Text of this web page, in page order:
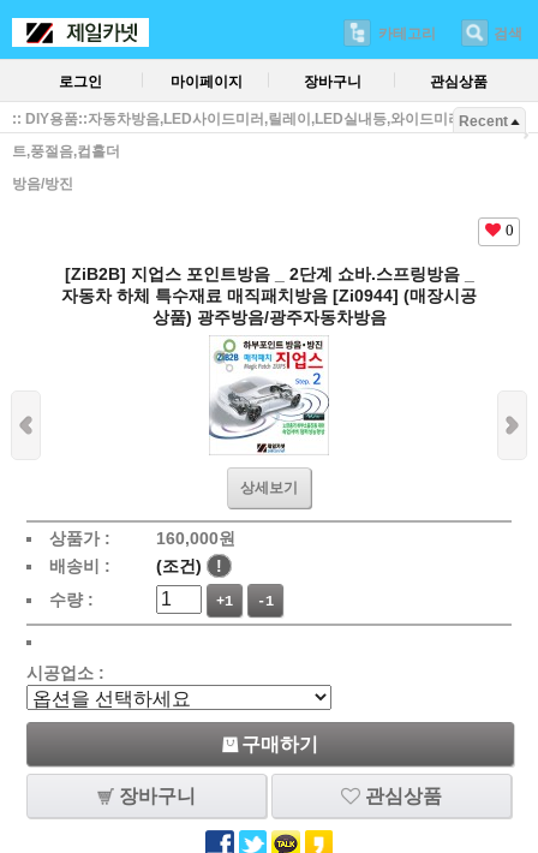
카테고리 검색
로그인 마이페이지 장바구니 관심상품
:: DIY용품::자동차방음,LED사이드미러,릴레이,LED실내등,와이드미러,방진매
트,풍절음,컵홀더
방음/방진
Recent
0
[ZiB2B] 지업스 포인트방음 _ 2단계 쇼바.스프링방음 _
자동차 하체 특수재료 매직패치방음 [Zi0944] (매장시공
상품) 광주방음/광주자동차방음
상세보기
상품가 : 160,000원
배송비 :
(조건)
!
수량 :
+1 -1
시공업소 :
구매하기
장바구니 관심상품